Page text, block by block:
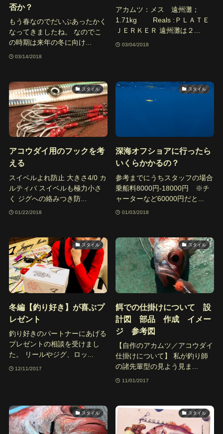
否か？
もう春なのでだいぶあったかく
なってきましたね。 なのでこ
の時期は来年の冬に向け...
03/14/2018
アカムツ：メス 遠州灘；
1.71kg Reals :ＰＬＡＴＥ
ＪＥＲＫＥＲ 遠州灘は２...
03/04/2018
スタイル
アコウダイ用のフックを考
える
スイベルよれ防止 大きさ4/0 カ
ルティバ スイベルも極力小さ
く ジグへの絡みつき防...
01/22/2018
スタイル
深海オフショアに行ったら
いくらかかるの？
参考までにうちスタッフの場合
乗船料8000円-18000円 ※チ
ャーターなど60000円だと...
01/03/2018
スタイル
冬編【釣り好き】が喜ぶプ
レゼント
釣り好きのパートナーにあげる
プレゼントの相談を受けまし
た。 リールやジグ、ロッ...
12/11/2017
スタイル
餌での仕掛けについて 設
計図 部品 作成 イメー
ジ 参考図
【自作のアカムツ／アコウダイ
仕掛けについて】 私が釣り師
の諸先輩型の見よう見ま...
11/01/2017
スタイル スタイル